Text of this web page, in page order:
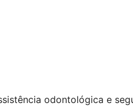
odontológica e